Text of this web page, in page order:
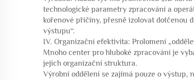
technologické parametry zpracování a
kořenové příčiny, přesně izolovat dotčenou
výstupu“.
IV. Organizační efektivita: Prolomení
Mnoho center pro hluboké zpracování je
jejich organizační struktura.
Výrobní oddělení se zajímá pouze o výstup,